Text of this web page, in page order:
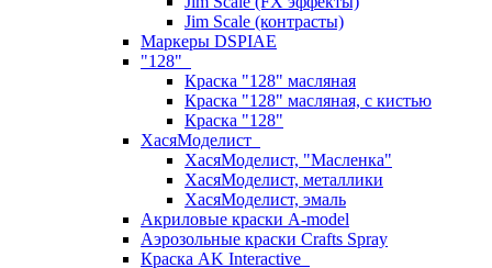
Jim Scale (контрасты)
Маркеры DSPIAE
"128"
Краска "128" масляная
Краска "128" масляная, с кистью
Краска "128"
ХасяМоделист
ХасяМоделист, "Масленка"
ХасяМоделист, металлики
ХасяМоделист, эмаль
Акриловые краски A-model
Аэрозольные краски Crafts Spray
Краска AK Interactive